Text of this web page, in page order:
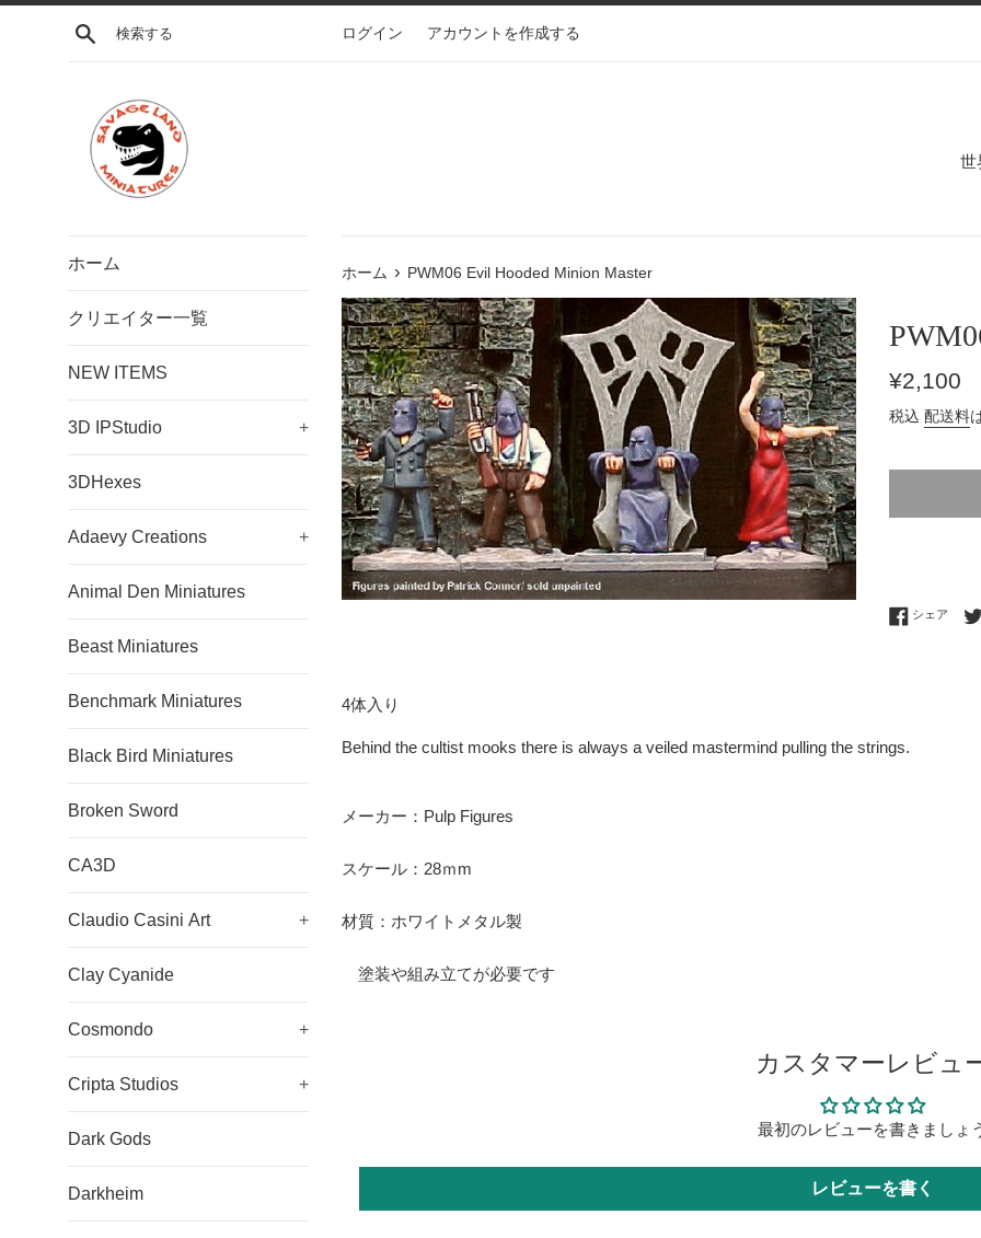
コ
検索する ログイン アカウントを作成する
世
ホーム
クリエイター一覧
NEW ITEMS
3D IPStudio +
3DHexes
Adaevy Creations +
Animal Den Miniatures
Beast Miniatures
Benchmark Miniatures
Black Bird Miniatures
Broken Sword
CA3D
Claudio Casini Art +
Clay Cyanide
Cosmondo +
Cripta Studios +
Dark Gods
Darkheim
ホーム › PWM06 Evil Hooded Minion Master
通
価
¥2,100
税込 配送料
シェア
4体入り
Behind the cultist mooks there is always a veiled mastermind pulling the strings.
メーカー：Pulp Figures
スケール：28ｍm
材質：ホワイトメタル製
塗装や組み立てが必要です
カスタマーレビュ
最初のレビューを書きましょ
レビューを書く